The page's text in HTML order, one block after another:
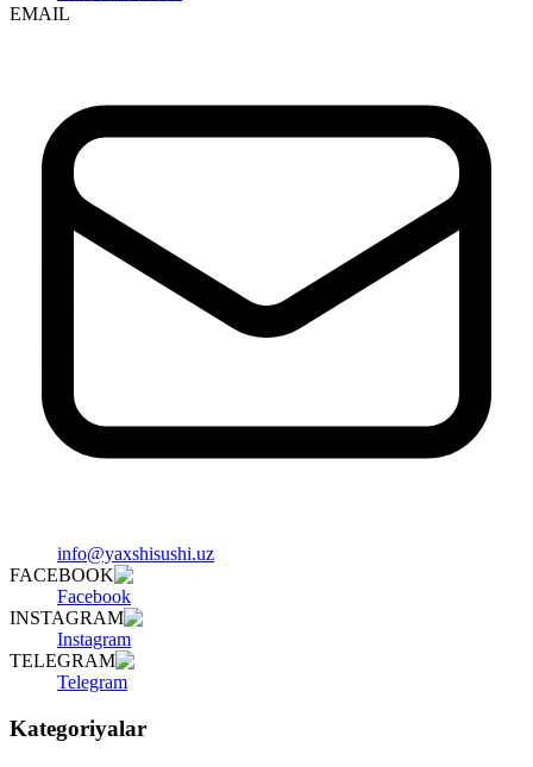
EMAIL
info@yaxshisushi.uz
FACEBOOK
Facebook
INSTAGRAM
Instagram
TELEGRAM
Telegram
Kategoriyalar